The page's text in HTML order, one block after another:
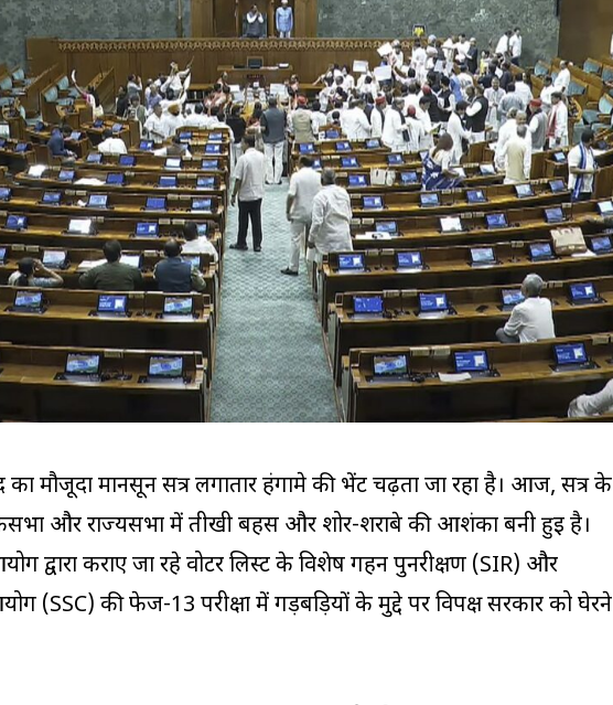
मौजूदा मानसून सत्र लगातार हंगामे की भेंट चढ़ता जा रहा है। आज, सत्र के
और राज्यसभा में तीखी बहस और शोर-शराबे की आशंका बनी हुई है।
द्वारा कराए जा रहे वोटर लिस्ट के विशेष गहन पुनरीक्षण (SIR) और
(SSC) की फेज-13 परीक्षा में गड़बड़ियों के मुद्दे पर विपक्ष सरकार को घेरने